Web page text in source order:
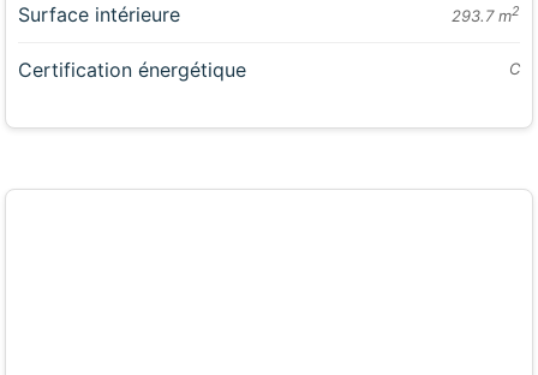
Surface intérieure 293.7 m2
Certification énergétique C